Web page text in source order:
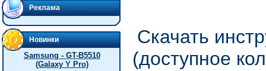
Реклама
Новинки
Samsung - GT-B5510
(Galaxy Y Pro)
Скачать
(доступное